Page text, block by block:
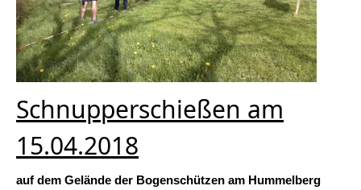
Schnupperschießen am
15.04.2018
auf dem Gelände der Bogenschützen am Hummelberg